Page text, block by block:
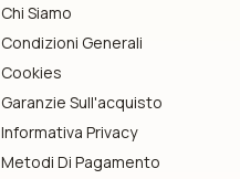
Chi Siamo
Condizioni Generali
Cookies
Garanzie Sull'acquisto
Informativa Privacy
Metodi Di Pagamento